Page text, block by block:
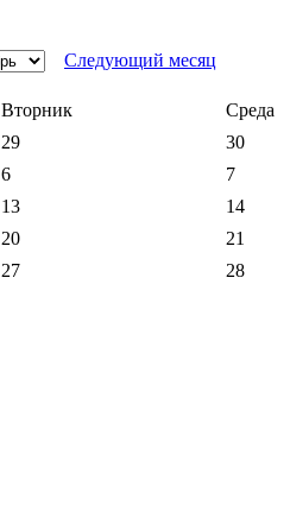
Следующий месяц
Вторник Среда
29 30
6 7
13 14
20 21
27 28